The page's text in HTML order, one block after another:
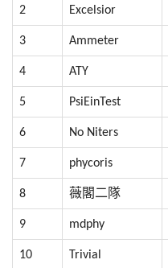
2 Excelsior
3 Ammeter
4 ATY
5 PsiEinTest
6 No Niters
7 phycoris
8 薇閣二隊
9 mdphy
10 Trivial